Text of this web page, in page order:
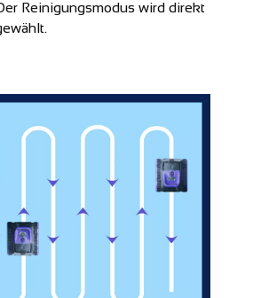
Reinigungsmodus wird direkt